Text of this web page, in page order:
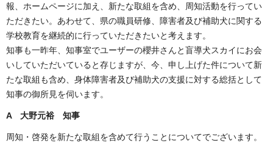
報、ホームページに加え、新たな取組を含め、周知活動を行ってい
ただきたい。あわせて、県の職員研修、障害者及び補助犬に関する
学校教育を継続的に行っていただきたいと考えます。
知事も一昨年、知事室でユーザーの櫻井さんと盲導犬スカイにお会
いしていただいていると存じますが、今、申し上げた件について新
たな取組も含め、身体障害者及び補助犬の支援に対する総括として
知事の御所見を伺います。
A 大野元裕 知事
周知・啓発を新たな取組を含めて行うことについてでございます。